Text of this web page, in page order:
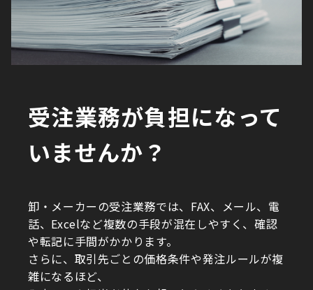
受注業務が負担になって
いませんか？
卸・メーカーの受注業務では、FAX、メール、電
話、Excelなど複数の手段が混在しやすく、確認
や転記に手間がかかります。
さらに、取引先ごとの価格条件や発注ルールが複
雑になるほど、